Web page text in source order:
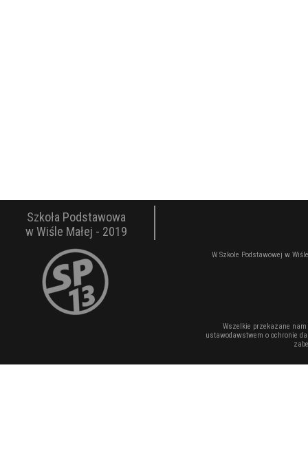
W Szkole Podstawowej w
Wszelkie przekazane
ustawodawstwem o ochronie
Szkoła Podstawowa
w Wiśle Małej - 2019